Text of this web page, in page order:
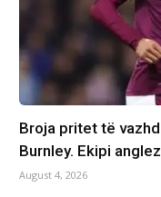
Broja pritet të
Burnley. Ekipi
August 4, 2026